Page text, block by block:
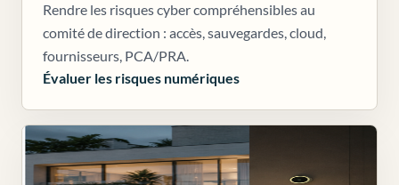
Rendre les risques cyber compréhensibles au
comité de direction : accès, sauvegardes, cloud,
fournisseurs, PCA/PRA.
Évaluer les risques numériques